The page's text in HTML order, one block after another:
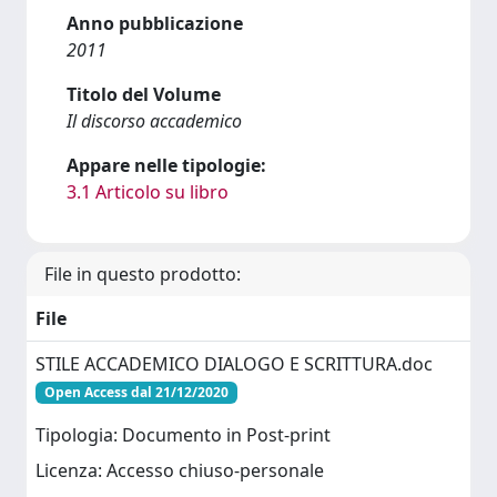
Anno pubblicazione
2011
Titolo del Volume
Il discorso accademico
Appare nelle tipologie:
3.1 Articolo su libro
File in questo prodotto:
File
STILE ACCADEMICO DIALOGO E SCRITTURA.doc
Open Access dal 21/12/2020
Tipologia: Documento in Post-print
Licenza: Accesso chiuso-personale